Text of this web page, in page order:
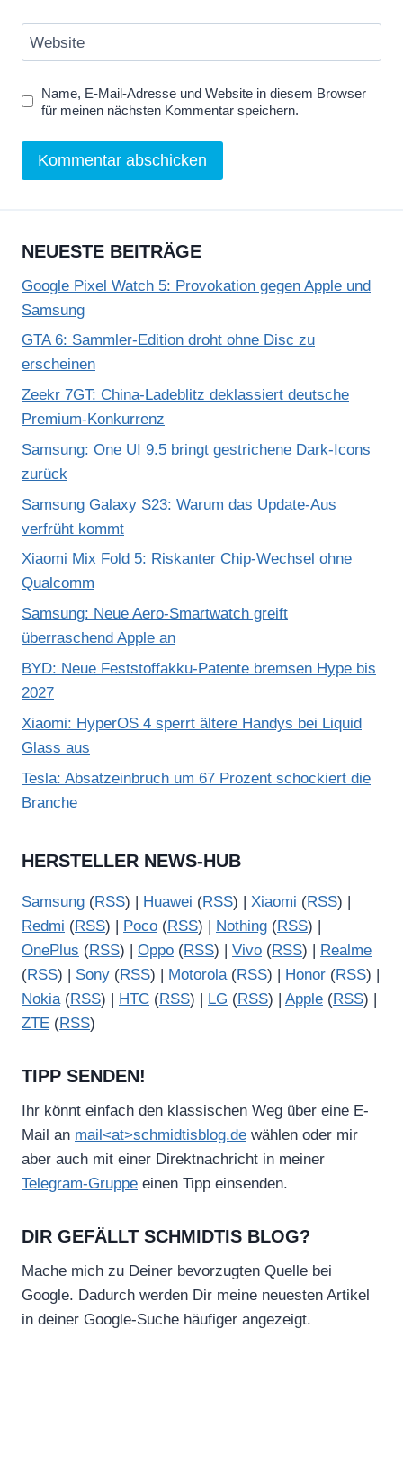
m
e
n
v
n
o
T
b
e
g
n
Website
Name, E-Mail-Adresse und Website in diesem Browser
für meinen nächsten Kommentar speichern.
NEUESTE BEITRÄGE
Google Pixel Watch 5: Provokation gegen Apple und
Samsung
GTA 6: Sammler-Edition droht ohne Disc zu
erscheinen
Zeekr 7GT: China-Ladeblitz deklassiert deutsche
Premium-Konkurrenz
Samsung: One UI 9.5 bringt gestrichene Dark-Icons
zurück
Samsung Galaxy S23: Warum das Update-Aus
verfrüht kommt
Xiaomi Mix Fold 5: Riskanter Chip-Wechsel ohne
Qualcomm
Samsung: Neue Aero-Smartwatch greift
überraschend Apple an
BYD: Neue Feststoffakku-Patente bremsen Hype bis
2027
Xiaomi: HyperOS 4 sperrt ältere Handys bei Liquid
Glass aus
Tesla: Absatzeinbruch um 67 Prozent schockiert die
Branche
HERSTELLER NEWS-HUB
Samsung (RSS) | Huawei (RSS) | Xiaomi (RSS) |
Redmi (RSS) | Poco (RSS) | Nothing (RSS) |
OnePlus (RSS) | Oppo (RSS) | Vivo (RSS) |
Realme
(RSS) | Sony (RSS) | Motorola(RSS) | Honor (RSS) |
Nokia(RSS) | HTC (RSS) | LG (RSS) | Apple (RSS) |
ZTE (RSS)
TIPP SENDEN!
Ihr könnt einfach den klassischen Weg über eine E-
Mail an mail<at>schmidtisblog.de wählen oder mir
aber auch mit einer Direktnachricht in meiner
Telegram-Gruppe einen Tipp einsenden.
DIR GEFÄLLT SCHMIDTIS BLOG?
Mache mich zu Deiner bevorzugten Quelle bei
Google. Dadurch werden Dir meine neuesten Artikel
in deiner Google-Suche häufiger angezeigt.